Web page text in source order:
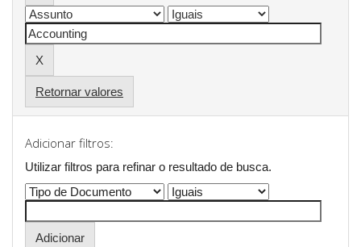
Retornar valores
Adicionar filtros:
Utilizar filtros para refinar o resultado de busca.